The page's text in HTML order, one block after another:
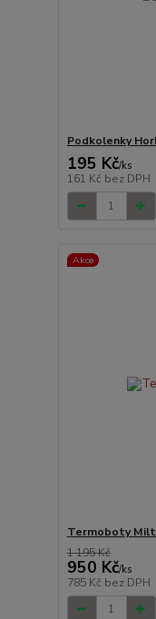
Podkolenky
195 Kč/ks
161 Kč bez DPH
Akce
Termoboty
1 195 Kč
950 Kč/ks
785 Kč bez DPH